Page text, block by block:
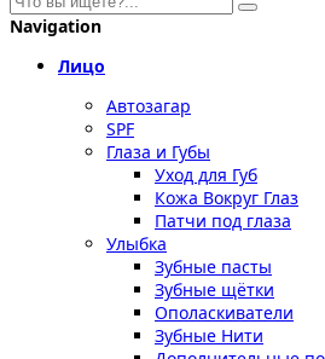
Navigation
Лицо
Автозагар
SPF
Глаза и Губы
Уход для Губ
Кожа Вокруг Глаз
Патчи под глаза
Улыбка
Зубные пасты
Зубные щётки
Ополаскиватели
Зубные Нити